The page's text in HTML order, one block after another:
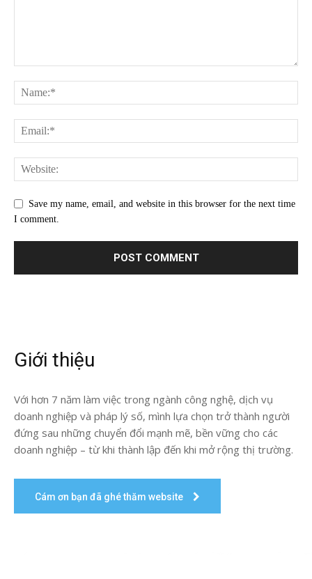
Save my name, email, and website in this browser for the next time
I comment.
Giới thiệu
Với hơn 7 năm làm việc trong ngành công nghệ, dịch vụ
doanh nghiệp và pháp lý số, mình lựa chọn trở thành người
đứng sau những chuyển đổi mạnh mẽ, bền vững cho các
doanh nghiệp – từ khi thành lập đến khi mở rộng thị trường.
Cám ơn bạn đã ghé thăm website